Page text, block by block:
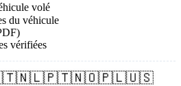
volé
du véhicule
vérifiées
🇳🇱🇵🇹🇳🇴🇵🇱🇺🇸